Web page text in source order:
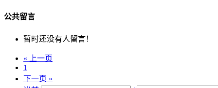
公共留言
暂时还没有人留言！
« 上一页
1
下一页 »